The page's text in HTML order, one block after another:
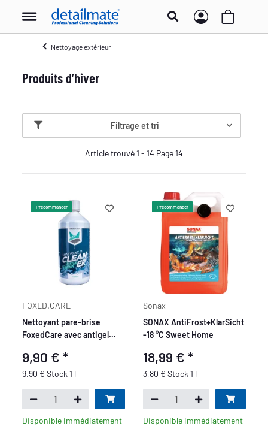
Nettoyage extérieur
Produits d’hiver
Filtrage et tri
Article trouvé 1 - 14 Page 14
Précommander
FOXED.CARE
Nettoyant pare-brise
FoxedCare avec antigel
9,90 €*
9,90 € Stock 1 l
Disponible immédiatement
Précommander
Sonax
SONAX AntiFrost+KlarSicht
-18 °C Sweet Home
18,99 € *
3,80 € Stock 1 l
Disponible immédiatement